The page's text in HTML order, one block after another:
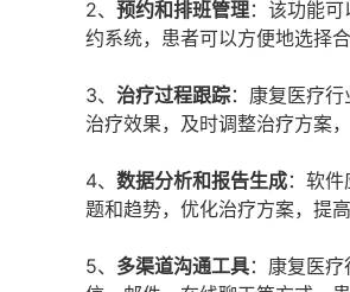
2、 预约和排班管理：该功能
约系统，患者可以方便地选择
3、 治疗过程跟踪：康复医疗
治疗效果，及时调整治疗方案
4、 数据分析和报告生成：软
题和趋势，优化治疗方案，提
5、 多渠道沟通工具：康复医